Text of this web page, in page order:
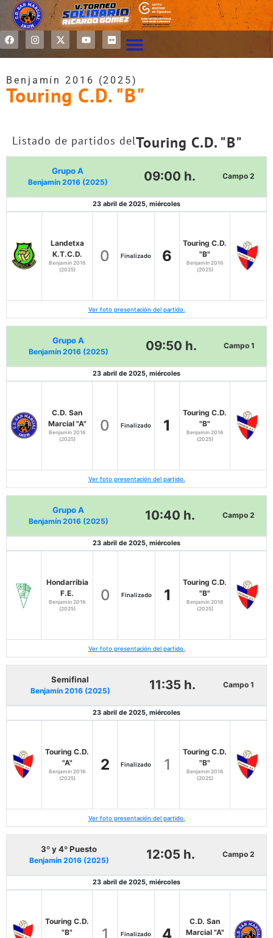
Benjamín 2016 (2025)
Touring C.D. "B"
Listado de partidos delTouring C.D. "B"
Grupo A
Benjamín 2016 (2025) 09:00 h. Campo 2
23 abril de 2025, miércoles
Landetxa
K.T.C.D.
Benjamín 2016
(2025)
0 Finalizado 6
Touring C.D.
"B"
Benjamín 2016
(2025)
Ver foto presentación del partido.
Grupo A
Benjamín 2016 (2025) 09:50 h. Campo 1
23 abril de 2025, miércoles
C.D. San
Marcial "A"
Benjamín 2016
(2025)
0 Finalizado 1
Touring C.D.
"B"
Benjamín 2016
(2025)
Ver foto presentación del partido.
Grupo A
Benjamín 2016 (2025) 10:40 h. Campo 2
23 abril de 2025, miércoles
Hondarribia
F.E.
Benjamín 2016
(2025)
0 Finalizado 1
Touring C.D.
"B"
Benjamín 2016
(2025)
Ver foto presentación del partido.
Semifinal
Benjamín 2016 (2025) 11:35 h. Campo 1
23 abril de 2025, miércoles
Touring C.D.
"A"
Benjamín 2016
(2025)
2 Finalizado 1
Touring C.D.
"B"
Benjamín 2016
(2025)
Ver foto presentación del partido.
3º y 4º Puesto
Benjamín 2016 (2025) 12:05 h. Campo 2
23 abril de 2025, miércoles
Touring C.D.
"B"
1 Finalizado 4
C.D. San
Marcial "A"